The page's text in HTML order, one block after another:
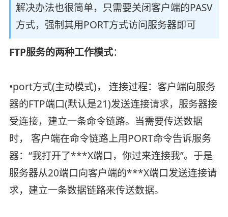
解决办法也很简单，只需要关闭客户端的PASV
方式，强制其用PORT方式访问服务器即可
FTP服务的两种工作模式：
•port方式(主动模式)， 连接过程：客户端向服务
器的FTP端口(默认是21)发送连接请求，服务器接
受连接，建立一条命令链路。当需要传送数据
时， 客户端在命令链路上用PORT命令告诉服务
器：“我打开了***X端口，你过来连接我”。于是
服务器从20端口向客户端的***X端口发送连接请
求，建立一条数据链路来传送数据。